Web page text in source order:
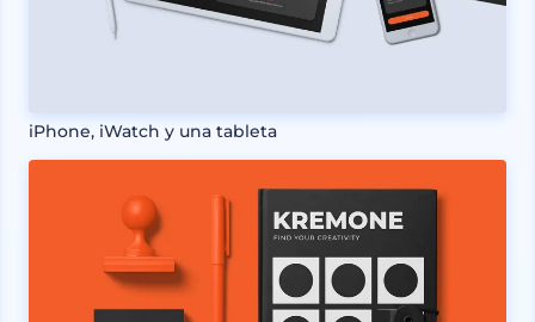
iPhone, iWatch y una tableta